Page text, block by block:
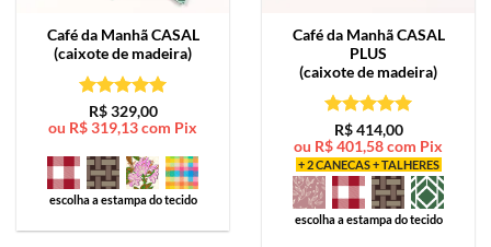
Café da ManhãCASAL
(caixote de madeira)
Avaliação5
de 5
R$329,00
ou R$319,13com Pix
escolha a estampa do tecido
Café da ManhãCASAL
PLUS
(caixote de madeira)
Avaliação5
de 5
R$414,00
ou R$401,58com Pix
+ 2 CANECAS + TALHERES
escolha a estampa do tecido